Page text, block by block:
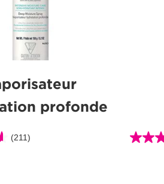
profonde
(211)
4.6